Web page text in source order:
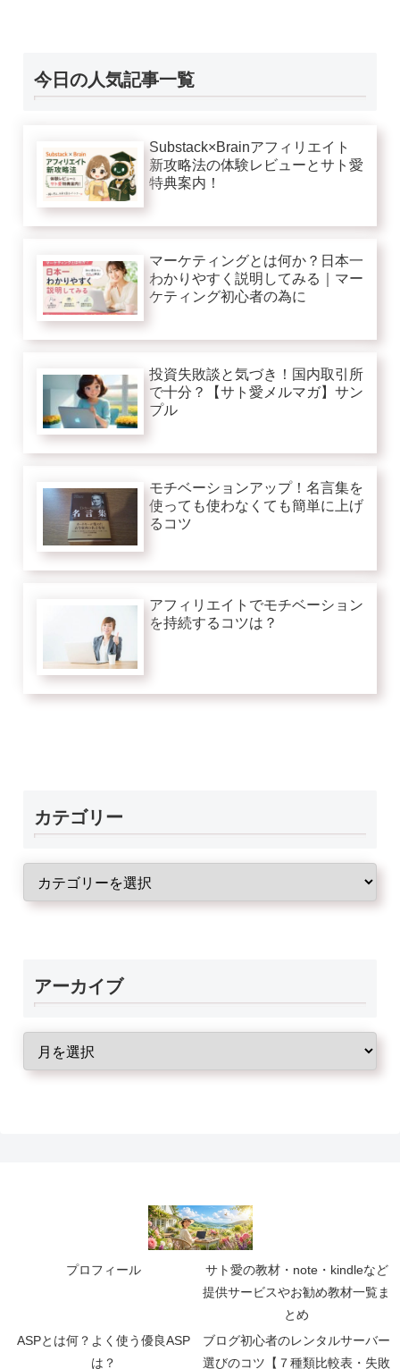
今日の人気記事一覧
Substack×Brainアフィリエイト
新攻略法の体験レビューとサト愛
特典案内！
マーケティングとは何か？日本一
わかりやすく説明してみる｜マー
ケティング初心者の為に
投資失敗談と気づき！国内取引所
で十分？【サト愛メルマガ】サン
プル
モチベーションアップ！名言集を
使っても使わなくても簡単に上げ
るコツ
アフィリエイトでモチベーション
を持続するコツは？
カテゴリー
アーカイブ
プロフィール
サト愛の教材・note・kindleなど
提供サービスやお勧め教材一覧ま
とめ
ASPとは何？よく使う優良ASP
は？
ブログ初心者のレンタルサーバー
選びのコツ【７種類比較表・失敗